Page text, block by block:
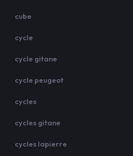
cube
cycle
cycle gitane
cycle peugeot
cycles
cycles gitane
cycles lapierre